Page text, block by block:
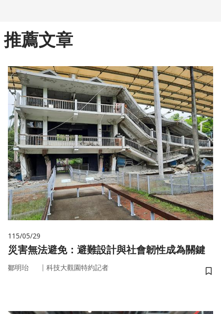
推薦文章
115/05/29
災害無法避免：避難設計與社會韌性成為關鍵
鄒明珆 ｜ 科技大觀園特約記者
儲